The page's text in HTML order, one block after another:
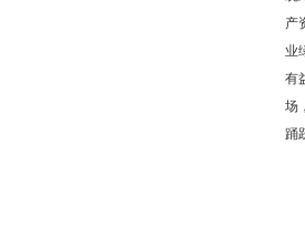
产
业
有
场
踊